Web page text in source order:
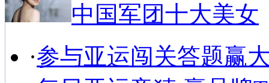
中国军团十大美女
·参与亚运闯关答题赢